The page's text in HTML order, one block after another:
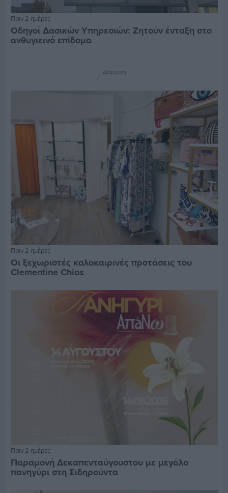
Πριν 2 ημέρες
Οδηγοί Δασικών Υπηρεσιών: Ζητούν ένταξη στο
ανθυγιεινό επίδομα
Διαφήμιση
Πριν 2 ημέρες
Οι ξεχωριστές καλοκαιρινές προτάσεις του
Clementine Chios
Πριν 2 ημέρες
Παραμονή Δεκαπενταύγουστου με μεγάλο
πανηγύρι στη Σιδηρούντα